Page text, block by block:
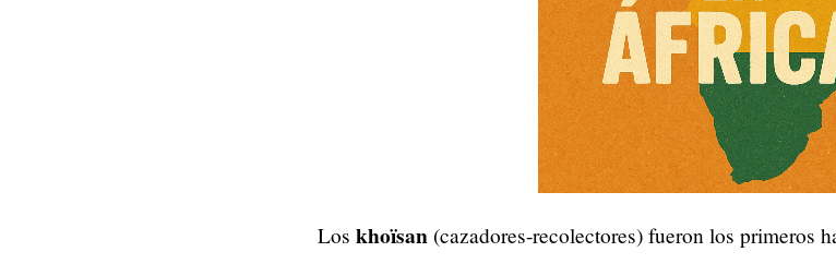
Los khoïsan (cazadores-recolectores) fueron los primeros